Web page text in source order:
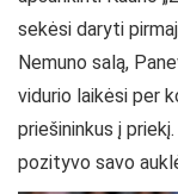
sekėsi daryti
Nemuno salą,
vidurio laikėsi per
priešininkus į
pozityvo savo